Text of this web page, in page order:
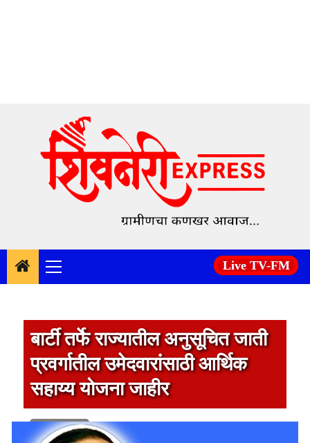
content
Primary
Menu
Live TV-FM
बार्टी तर्फे राज्यातील अनुसूचित जाती
प्रवर्गातील उमेदवारांसाठी आर्थिक
सहाय्य योजना जाहीर
1 min read